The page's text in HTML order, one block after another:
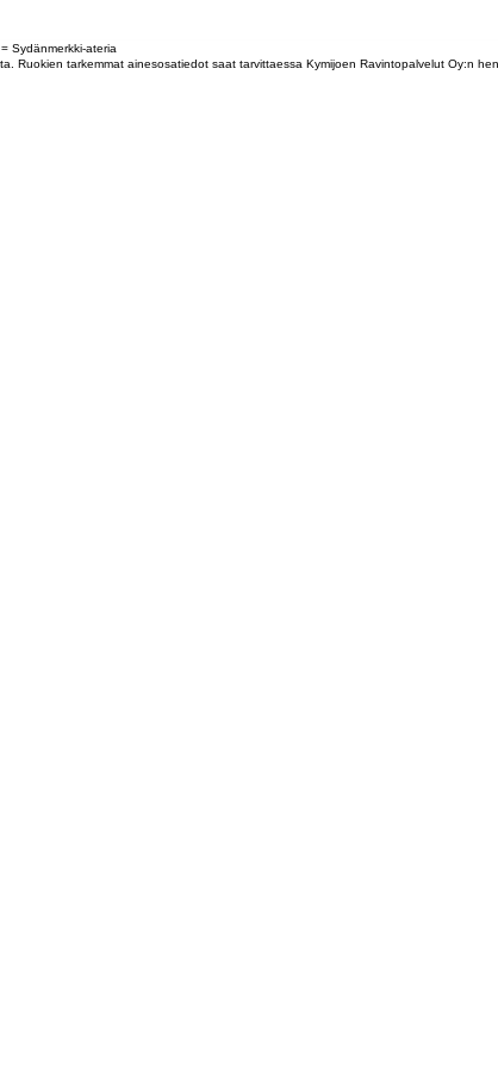
= Sydänmerkki-ateria
Ruokien tarkemmat ainesosatiedot saat tarvittaessa Kymijoen Ravintopalvelut Oy:n